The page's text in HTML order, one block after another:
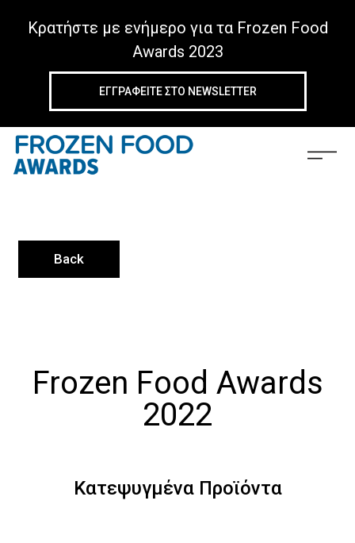
Κρατήστε με ενήμερο για τα Frozen Food
Awards 2023
ΕΓΓΡΑΦΕIΤΕ ΣΤΟ NEWSLETTER
Back
Frozen Food Awards
2022
Κατεψυγμένα Προϊόντα